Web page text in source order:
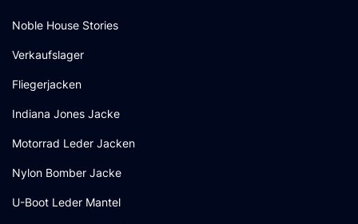
Noble House Stories
Verkaufslager
Fliegerjacken
Indiana Jones Jacke
Motorrad Leder Jacken
Nylon Bomber Jacke
U-Boot Leder Mantel